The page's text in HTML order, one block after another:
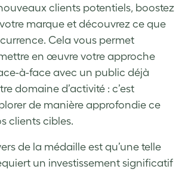
clients potentiels, boostez
marque et découvrez ce que
Cela vous permet
en œuvre votre approche
à-face avec un public déjà
domaine d’activité : c’est
de manière approfondie ce
clients cibles.
de la médaille est qu’une telle
un investissement significatif